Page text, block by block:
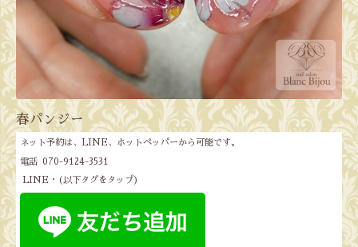
春パンジー
ネット予約は、LINE、ホットペッパーから可能です。
電話 070-9124-3531
LINE・(以下タグをタップ)